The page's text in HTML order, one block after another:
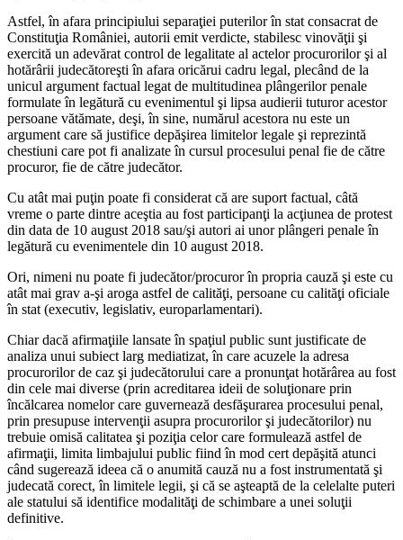
Astfel, în afara principiului separaţiei puterilor în stat consacrat de
Constituţia României, autorii emit verdicte, stabilesc vinovăţii şi
exercită un adevărat control de legalitate al actelor procurorilor şi al
hotărârii judecătoreşti în afara oricărui cadru legal, plecând de la
unicul argument factual legat de multitudinea plângerilor penale
formulate în legătură cu evenimentul şi lipsa audierii tuturor acestor
persoane vătămate, deşi, în sine, numărul acestora nu este un
argument care să justifice depăşirea limitelor legale şi reprezintă
chestiuni care pot fi analizate în cursul procesului penal fie de către
procuror, fie de către judecător.
Cu atât mai puţin poate fi considerat că are suport factual, câtă
vreme o parte dintre aceştia au fost participanţi la acţiunea de protest
din data de 10 august 2018 sau/şi autori ai unor plângeri penale în
legătură cu evenimentele din 10 august 2018.
Ori, nimeni nu poate fi judecător/procuror în propria cauză şi este cu
atât mai grav a-şi aroga astfel de calităţi, persoane cu calităţi oficiale
în stat (executiv, legislativ, europarlamentari).
Chiar dacă afirmaţiile lansate în spaţiul public sunt justificate de
analiza unui subiect larg mediatizat, în care acuzele la adresa
procurorilor de caz şi judecătorului care a pronunţat hotărârea au fost
din cele mai diverse (prin acreditarea ideii de soluţionare prin
încălcarea nomelor care guvernează desfăşurarea procesului penal,
prin presupuse intervenţii asupra procurorilor şi judecătorilor) nu
trebuie omisă calitatea şi poziţia celor care formulează astfel de
afirmaţii, limita limbajului public fiind în mod cert depăşită atunci
când sugerează ideea că o anumită cauză nu a fost instrumentată şi
judecată corect, în limitele legii, şi că se aşteaptă de la celelalte puteri
ale statului să identifice modalităţi de schimbare a unei soluţii
definitive.